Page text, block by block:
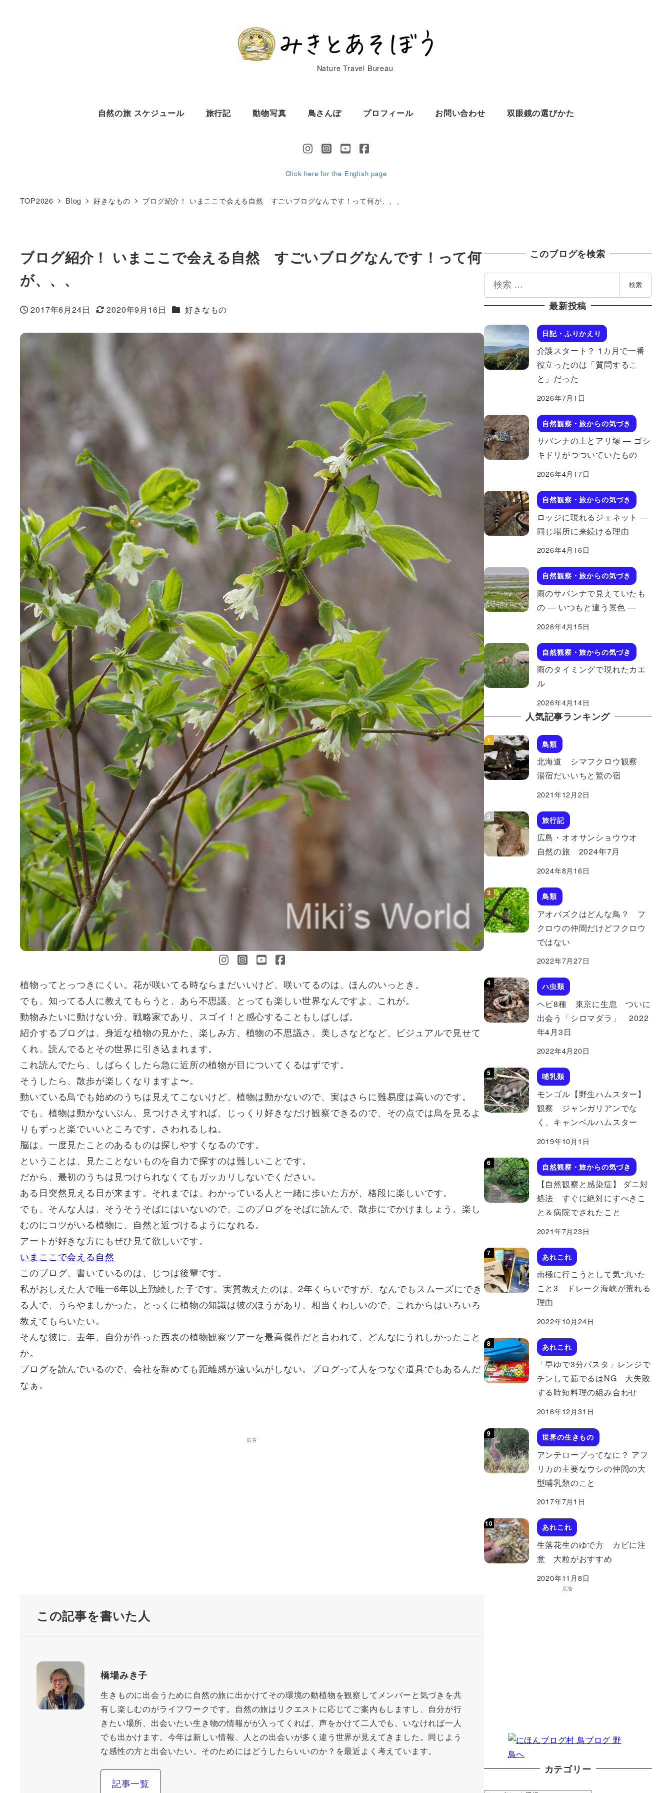
Nature Travel Bureau
自然の旅 スケジュール 旅行記 動物写真 鳥さんぽ プロフィール お問い合わせ 双眼鏡の選びかた
Click here for the English page
TOP2026 Blog 好きなもの ブログ紹介！ いまここで会える自然 すごいブログなんです！って何が、、、
ブログ紹介！ いまここで会える自然 すごいブログなんです！って何
が、、、
投稿日
2017年6月24日
更新日
2020年9月16日 カテゴリー
好きなもの
植物ってとっつきにくい。花が咲いてる時ならまだいいけど、咲いてるのは、ほんのいっとき。
でも、知ってる人に教えてもらうと、あら不思議、とっても楽しい世界なんですよ、これが。
動物みたいに動けない分、戦略家であり、スゴイ！と感心することもしばしば。
紹介するブログは、身近な植物の見かた、楽しみ方、植物の不思議さ、美しさなどなど、ビジュアルで見せて
くれ、読んでるとその世界に引き込まれます。
これ読んでたら、しばらくしたら急に近所の植物が目についてくるはずです。
そうしたら、散歩が楽しくなりますよ〜。
動いている鳥でも始めのうちは見えてこないけど、植物は動かないので、実はさらに難易度は高いのです。
でも、植物は動かないぶん、見つけさえすれば、じっくり好きなだけ観察できるので、その点では鳥を見るよ
りもずっと楽でいいところです。さわれるしね。
脳は、一度見たことのあるものは探しやすくなるのです。
ということは、見たことないものを自力で探すのは難しいことです。
だから、最初のうちは見つけられなくてもガッカリしないでください。
ある日突然見える日が来ます。それまでは、わかっている人と一緒に歩いた方が、格段に楽しいです。
でも、そんな人は、そうそうそばにはいないので、このブログをそばに読んで、散歩にでかけましょう。楽し
むのにコツがいる植物に、自然と近づけるようになれる。
アートが好きな方にもぜひ見て欲しいです。
いまここで会える自然
このブログ、書いているのは、じつは後輩です。
私がおしえた人で唯一6年以上勤続した子です。実質教えたのは、2年くらいですが、なんでもスムーズにでき
る人で、うらやましかった。とっくに植物の知識は彼のほうがあり、相当くわしいので、これからはいろいろ
教えてもらいたい。
そんな彼に、去年、自分が作った西表の植物観察ツアーを最高傑作だと言われて、どんなにうれしかったこと
か。
ブログを読んでいるので、会社を辞めても距離感が遠い気がしない。ブログって人をつなぐ道具でもあるんだ
なぁ。
広告
この記事を書いた人
橋場みき子
生きものに出会うために自然の旅に出かけてその環境の動植物を観察してメンバーと気づきを共
有し楽しむのがライフワークです。自然の旅はリクエストに応じてご案内もしますし、自分が行
きたい場所、出会いたい生き物の情報がが入ってくれば、声をかけて二人でも、いなければ一人
でも出かけます。今年は新しい情報、人との出会いが多く違う世界が見えてきました。同じよう
な感性の方と出会いたい。そのためにはどうしたらいいのか？を最近よく考えています。
記事一覧
このブログを検索
索
検索
最新投稿
日記・ふりかえり
介護スタート？ 1カ月で一番
役立ったのは「質問するこ
と」だった
2026年7月1日
自然観察・旅からの気づき
サバンナの土とアリ塚 ― ゴシ
キドリがつついていたもの
2026年4月17日
自然観察・旅からの気づき
ロッジに現れるジェネット ―
同じ場所に来続ける理由
2026年4月16日
自然観察・旅からの気づき
雨のサバンナで見えていたも
の ― いつもと違う景色 ―
2026年4月15日
自然観察・旅からの気づき
雨のタイミングで現れたカエ
ル
2026年4月14日
人気記事ランキング
鳥類
北海道 シマフクロウ観察
湯宿だいいちと鷲の宿
2021年12月2日
旅行記
広島・オオサンショウウオ
自然の旅 2024年7月
2024年8月16日
鳥類
アオバズクはどんな鳥？ フ
クロウの仲間だけどフクロウ
ではない
2022年7月27日
ハ虫類
ヘビ8種 東京に生息 ついに
出会う「シロマダラ」 2022
年4月3日
2022年4月20日
哺乳類
モンゴル【野生ハムスター】
観察 ジャンガリアンでな
く、キャンベルハムスター
2019年10月1日
自然観察・旅からの気づき
【自然観察と感染症】 ダニ対
処法 すぐに絶対にすべきこ
と＆病院でされたこと
2021年7月23日
あれこれ
南極に行こうとして気づいた
こと3 ドレーク海峡が荒れる
理由
2022年10月24日
あれこれ
「早ゆで3分パスタ」レンジで
チンして茹でるはNG 大失敗
する時短料理の組み合わせ
2016年12月31日
世界の生きもの
アンテロープってなに？ アフ
リカの主要なウシの仲間の大
型哺乳類のこと
2017年7月1日
あれこれ
生落花生のゆで方 カビに注
意 大粒がおすすめ
2020年11月8日
広告
カテゴリー